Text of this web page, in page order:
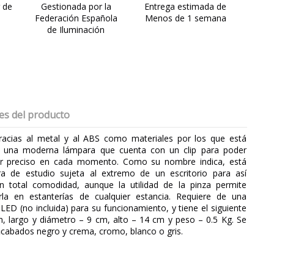
Gestionada por la
Federación Española
de Iluminación
Entrega estimada de
Menos de 1 semana
del producto
al metal y al ABS como materiales por los que está
una moderna lámpara que cuenta con un clip para poder
preciso en cada momento. Como su nombre indica, está
de estudio sujeta al extremo de un escritorio para así
total comodidad, aunque la utilidad de la pinza permite
en estanterías de cualquier estancia. Requiere de una
(no incluida) para su funcionamiento, y tiene el siguiente
largo y diámetro – 9 cm, alto – 14 cm y peso – 0.5 Kg. Se
negro y crema, cromo, blanco o gris.